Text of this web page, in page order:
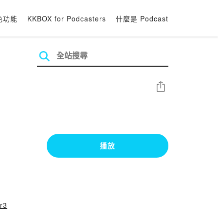
功能 KKBOX for Podcasters 什麼是 Podcast
分享
播放